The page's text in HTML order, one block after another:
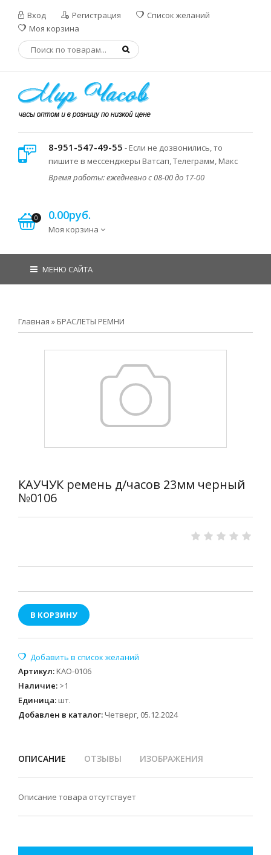
Вход Регистрация
Список желаний
Моя корзина
8-951-547-49-55 - Если не дозвонились, то
пишите в мессенджеры Ватсап, Телеграмм, Макс
Время работы: ежедневно с 08-00 до 17-00
0 0.00руб.
Моя корзина
МЕНЮ САЙТА
Главная » БРАСЛЕТЫ РЕМНИ
КАУЧУК ремень д/часов 23мм черный
№0106
В КОРЗИНУ
Артикул: KAO-0106
Наличие: >1
Единица: шт.
Добавлен в каталог: Четверг, 05.12.2024
ОПИСАНИЕ ОТЗЫВЫ ИЗОБРАЖЕНИЯ
Описание товара отсутствует